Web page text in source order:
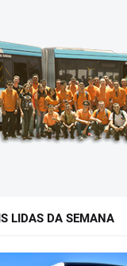
LIDAS DA SEMANA